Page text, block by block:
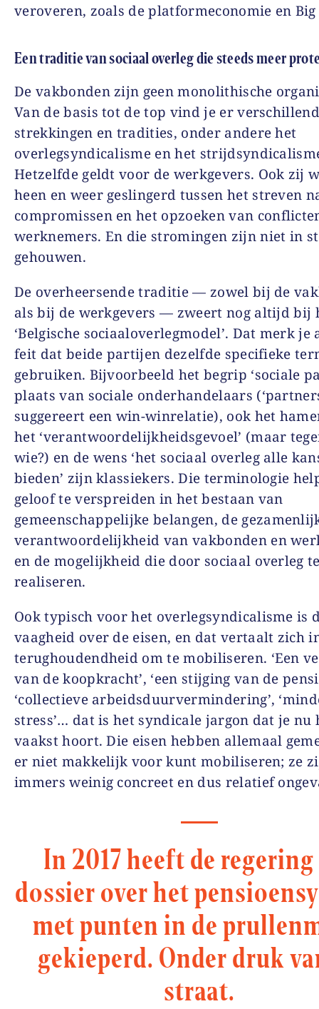
veroveren, zoals de platformeconomie en
Een traditie van sociaal overleg die steeds meer
De vakbonden zijn geen monolithische
Van de basis tot de top vind je er
strekkingen en tradities, onder andere het
overlegsyndicalisme en het
Hetzelfde geldt voor de werkgevers. Ook zij
heen en weer geslingerd tussen het streven
compromissen en het opzoeken van
werknemers. En die stromingen zijn niet in
gehouwen.
De overheersende traditie — zowel bij de
als bij de werkgevers — zweert nog altijd bij
‘Belgische sociaaloverlegmodel’. Dat merk je
feit dat beide partijen dezelfde specifieke
gebruiken. Bijvoorbeeld het begrip ‘sociale
plaats van sociale onderhandelaars
suggereert een win-winrelatie), ook het
het ‘verantwoordelijkheidsgevoel’ (maar
wie?) en de wens ‘het sociaal overleg alle
bieden’ zijn klassiekers. Die terminologie
geloof te verspreiden in het bestaan van
gemeenschappelijke belangen, de
verantwoordelijkheid van vakbonden en
en de mogelijkheid die door sociaal overleg
realiseren.
Ook typisch voor het overlegsyndicalisme is
vaagheid over de eisen, en dat vertaalt zich
terughoudendheid om te mobiliseren. ‘Een
van de koopkracht’, ‘een stijging van de
‘collectieve arbeidsduurvermindering’,
stress’… dat is het syndicale jargon dat je nu
vaakst hoort. Die eisen hebben allemaal
er niet makkelijk voor kunt mobiliseren; ze
immers weinig concreet en dus relatief
In 2017 heeft de
dossier over het
met punten in de
gekieperd. Onder druk
straat.